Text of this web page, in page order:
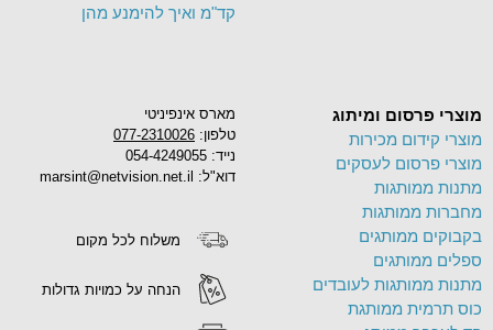
מארס אינפיניטי
טלפון: 077-2310026
נייד: 054-4249055
דוא"ל: marsint@netvision.net.il
משלוח לכל מקום
הנחה על כמויות גדולות
מוצרי פרסום ומיתוג
מוצרי קידום מכירות
מוצרי פרסום לעסקים
מתנות ממותגות
מחברות ממותגות
בקבוקים ממותגים
ספלים ממותגים
מתנות ממותגות לעובדים
כוס תרמית ממותגת
קד"מ ואיך להימנע מהן